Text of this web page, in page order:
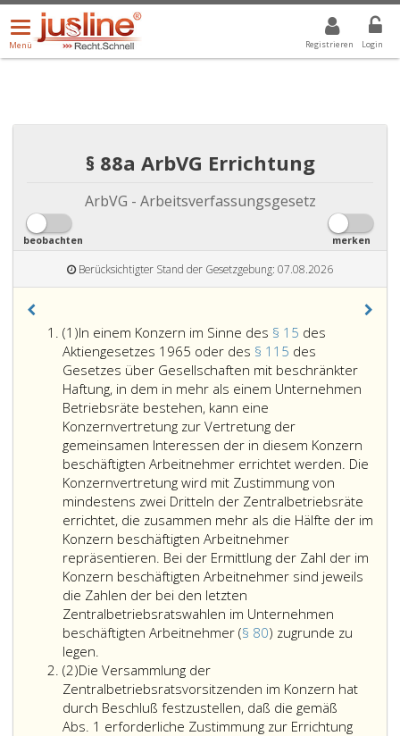
Registrieren Login
Menü
öffnen/schließen
Menü
ALLE DROPDOWN: GEWÄHLTER WERT IST ALLE
§ 88a ArbVG Errichtung
ArbVG - Arbeitsverfassungsgesetz
beobachten merken
Berücksichtigter Stand der Gesetzgebung: 07.08.2026
(1)Absatz
eins
In einem Konzern im Sinne des § 15 des
Aktiengesetzes 1965 oder des § 115 des
Gesetzes über Gesellschaften mit beschränkter
Haftung, in dem in mehr als einem Unternehmen
Betriebsräte bestehen, kann eine
Konzernvertretung zur Vertretung der
gemeinsamen Interessen der in diesem Konzern
beschäftigten Arbeitnehmer errichtet werden. Die
Konzernvertretung wird mit Zustimmung von
mindestens zwei Dritteln der Zentralbetriebsräte
errichtet, die zusammen mehr als die Hälfte der im
Konzern beschäftigten Arbeitnehmer
repräsentieren. Bei der Ermittlung der Zahl der im
Konzern beschäftigten Arbeitnehmer sind jeweils
die Zahlen der bei den letzten
Zentralbetriebsratswahlen im Unternehmen
beschäftigten Arbeitnehmer (§ 80) zugrunde zu
legen.
einem
Konzern
im
Sinne
(2)Absatz
2
Die Versammlung der
Zentralbetriebsratsvorsitzenden im Konzern hat
durch Beschluß festzustellen, daß die gemäß
Abs. 1 erforderliche Zustimmung zur Errichtung